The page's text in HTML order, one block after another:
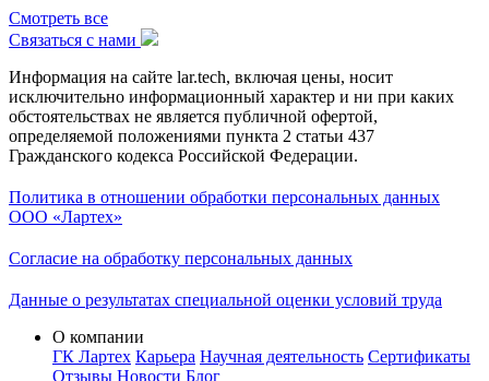
Cмотреть все
Связаться с нами
Информация на сайте lar.tech, включая цены, носит
исключительно информационный характер и ни при каких
обстоятельствах не является публичной офертой,
определяемой положениями пункта 2 статьи 437
Гражданского кодекса Российской Федерации.
Политика в отношении обработки персональных данных
ООО «Лартех»
Согласие на обработку персональных данных
Данные о результатах специальной оценки условий труда
О компании
ГК Лартех Карьера Научная деятельность Сертификаты
Отзывы Новости Блог